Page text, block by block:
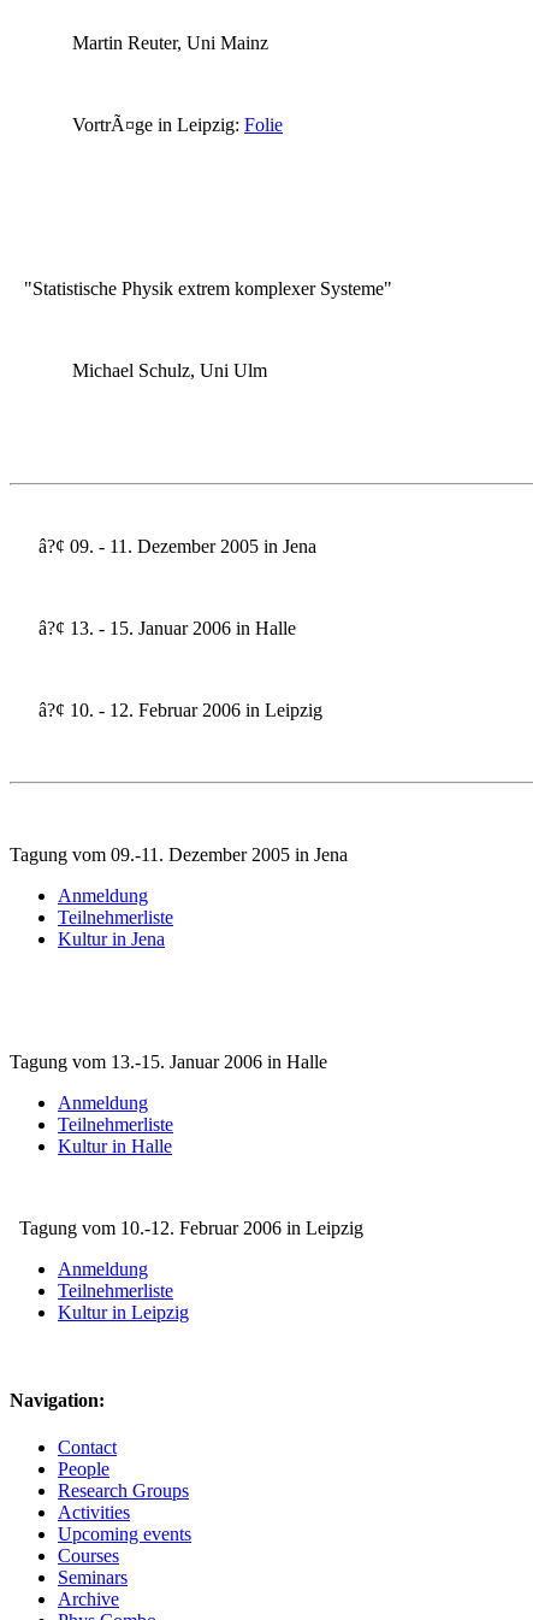
Martin Reuter, Uni Mainz
VortrÃ¤ge in Leipzig: Folie
"Statistische Physik extrem komplexer Systeme"
Michael Schulz, Uni Ulm
â?¢ 09. - 11. Dezember 2005 in Jena
â?¢ 13. - 15. Januar 2006 in Halle
â?¢ 10. - 12. Februar 2006 in Leipzig
Tagung vom 09.-11. Dezember 2005 in Jena
Anmeldung
Teilnehmerliste
Kultur in Jena
Tagung vom 13.-15. Januar 2006 in Halle
Anmeldung
Teilnehmerliste
Kultur in Halle
Tagung vom 10.-12. Februar 2006 in Leipzig
Anmeldung
Teilnehmerliste
Kultur in Leipzig
Navigation:
Contact
People
Research Groups
Activities
Upcoming events
Courses
Seminars
Archive